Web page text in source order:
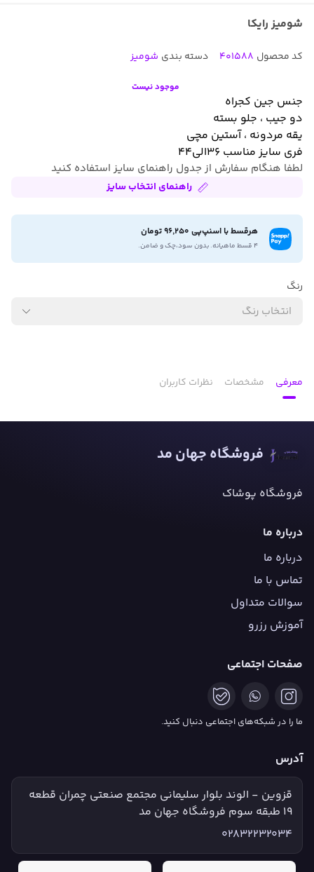
شومیز رایکا
کد محصول 401588 دسته بندی شومیز
موجود نیست
جنس جین کجراه
دو جیب ، جلو بسته
یقه مردونه ، آستین مچی
فری سایز مناسب ۳۶الی۴۴
لطفا هنگام سفارش از جدول راهنمای سایز استفاده کنید
راهنمای انتخاب سایز
هرقسط با اسنپ‌پی 96,250 تومان
۴ قسط ماهیانه. بدون سود،چک و ضامن.
رنگ
انتخاب رنگ
معرفی مشخصات نظرات کاربران
فروشگاه جهان مد
فروشگاه پوشاک
درباره ما
درباره ما
تماس با ما
سوالات متداول
آموزش رزرو
صفحات اجتماعی
ما را در شبکه‌های اجتماعی دنبال کنید.
آدرس
قزوین - الوند بلوار سلیمانی مجتمع صنعتی چمران قطعه
۱۹ طبقه سوم فروشگاه جهان مد
02832232034